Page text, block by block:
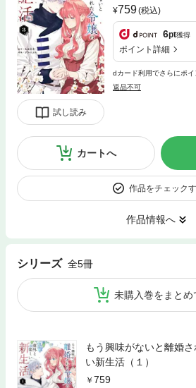
試し読み
759(税込)
6pt獲得
ポイント詳細
dカード利用でさらにポ
返品不可
カートへ
作品をチェック
作品情報へ
シリーズ 全5冊
未購入巻をまとめ
もう興味がないと離婚
い新生活（１）
759